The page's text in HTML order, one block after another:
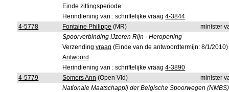
Einde zittingsperiode
Herindiening van : schriftelijke vraag4-3844
4-5778
Fontaine Philippe (MR)
minister
Spoorverbinding IJzeren Rijn - Heropening
Verzendingvraag (Einde van de antwoordtermijn: 8/1/2010)
Antwoord
Herindiening van : schriftelijke vraag4-3890
4-5779
Somers Ann (Open Vld)
minister
Nationale Maatschappij der Belgische Spoorwegen